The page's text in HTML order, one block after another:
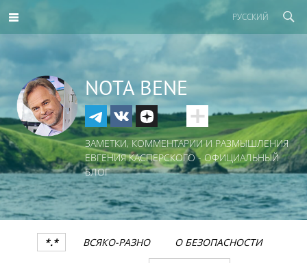
РУССКИЙ
NOTA BENE
ЗАМЕТКИ, КОММЕНТАРИИ И РАЗМЫШЛЕНИЯ
ЕВГЕНИЯ КАСПЕРСКОГО - ОФИЦИАЛЬНЫЙ
БЛОГ
*.* ВСЯКО-РАЗНО
О БЕЗОПАСНОСТИ